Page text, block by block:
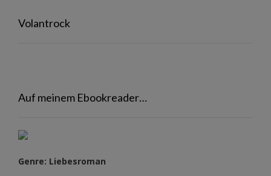
Volantrock
Auf meinem Ebookreader…
Genre: Liebesroman